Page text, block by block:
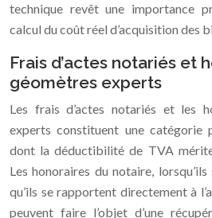
technique revêt une importance
calcul du coût réel d’acquisition des
Frais d’actes notariés et
géomètres experts
Les frais d’actes notariés et les
experts constituent une catégorie
dont la déductibilité de TVA
Les honoraires du notaire,
qu’ils se rapportent directement à
peuvent faire l’objet d’une